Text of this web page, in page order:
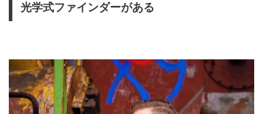
光学式ファインダーがある